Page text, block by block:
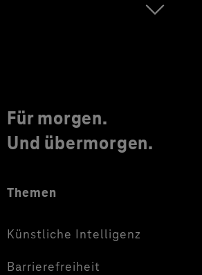
Für morgen.
Und übermorgen.
Themen
Künstliche Intelligenz
Barrierefreiheit